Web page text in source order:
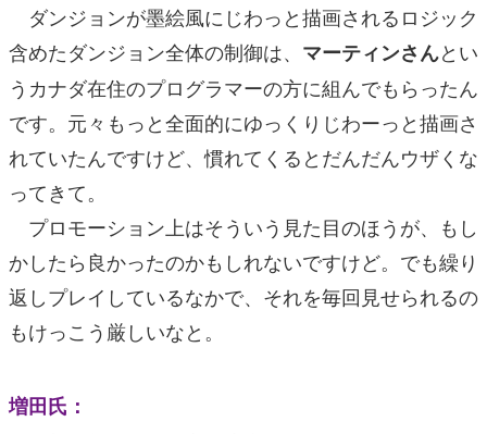
ダンジョンが墨絵風にじわっと描画されるロジック
含めたダンジョン全体の制御は、 マーティンさんとい
うカナダ在住のプログラマーの方に組んでもらったん
です。元々もっと全面的にゆっくりじわーっと描画さ
れていたんですけど、慣れてくるとだんだんウザくな
ってきて。
プロモーション上はそういう見た目のほうが、もし
かしたら良かったのかもしれないですけど。でも繰り
返しプレイしているなかで、それを毎回見せられるの
もけっこう厳しいなと。
増田氏：